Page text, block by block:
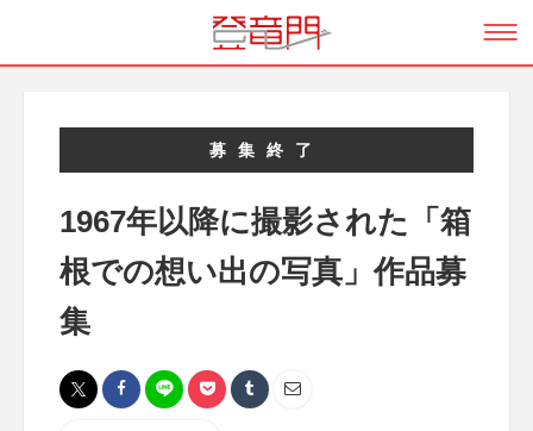
募集終了
1967年以降に撮影された「箱
根での想い出の写真」作品募
集